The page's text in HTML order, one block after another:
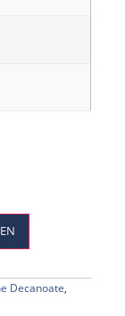
Decanoate,